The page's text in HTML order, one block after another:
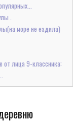
.
море не ездила)
от лица 9-классника: